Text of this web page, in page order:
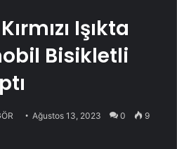
Işıkta
Bisikletli
Ağustos 13, 2023 0 9